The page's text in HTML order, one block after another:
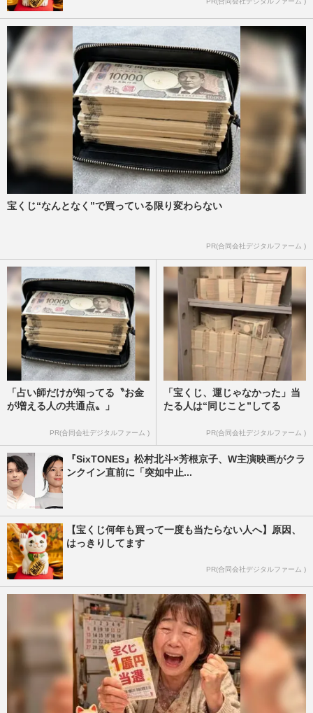
宝くじ“なんとなく”で買っている限り変わらない
PR(合同会社デジタルファーム )
「占い師だけが知ってる〝お金
が増える人の共通点〟」
PR(合同会社デジタルファーム )
「宝くじ、運じゃなかった」当
たる人は“同じこと”してる
PR(合同会社デジタルファーム )
『SixTONES』松村北斗×芳根京子、W主演映画がクラ
ンクイン直前に「突如中止...
【宝くじ何年も買って一度も当たらない人へ】原因、
はっきりしてます
PR(合同会社デジタルファーム )